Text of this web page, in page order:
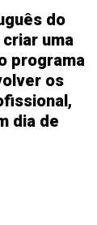
do
uma
programa
os
dia de